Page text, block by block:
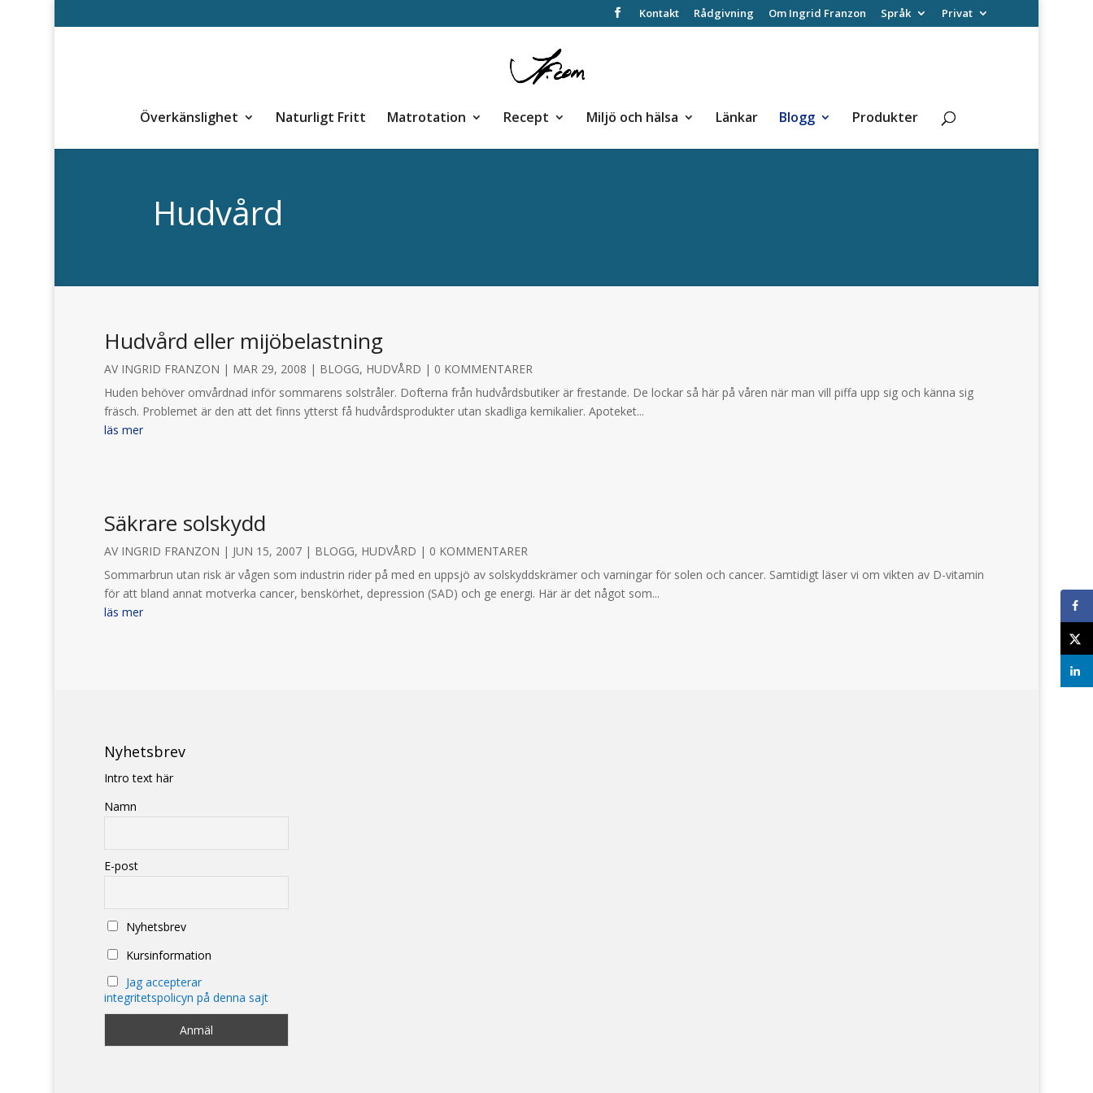
Kontakt Rådgivning Om Ingrid Franzon Språk Privat
Överkänslighet Naturligt Fritt Matrotation Recept Miljö och hälsa Länkar Blogg Produkter
Hudvård
Hudvård eller mijöbelastning
AV INGRID FRANZON | MAR 29, 2008 | BLOGG, HUDVÅRD | 0 KOMMENTARER
Huden behöver omvårdnad inför sommarens solstråler. Dofterna från hudvårdsbutiker är frestande. De lockar så här på våren när man vill piffa upp sig och känna sig
fräsch. Problemet är den att det finns ytterst få hudvårdsprodukter utan skadliga kemikalier. Apoteket...
läs mer
Säkrare solskydd
AV INGRID FRANZON | JUN 15, 2007| BLOGG, HUDVÅRD | 0 KOMMENTARER
Sommarbrun utan risk är vågen som industrin rider på med en uppsjö av solskyddskrämer och varningar för solen och cancer. Samtidigt läser vi om vikten av D-vitamin
för att bland annat motverka cancer, benskörhet, depression (SAD) och ge energi. Här är det något som...
läs mer
Nyhetsbrev
Intro text här
Namn
E-post
Nyhetsbrev
Kursinformation
Jag accepterar
integritetspolicyn på denna sajt